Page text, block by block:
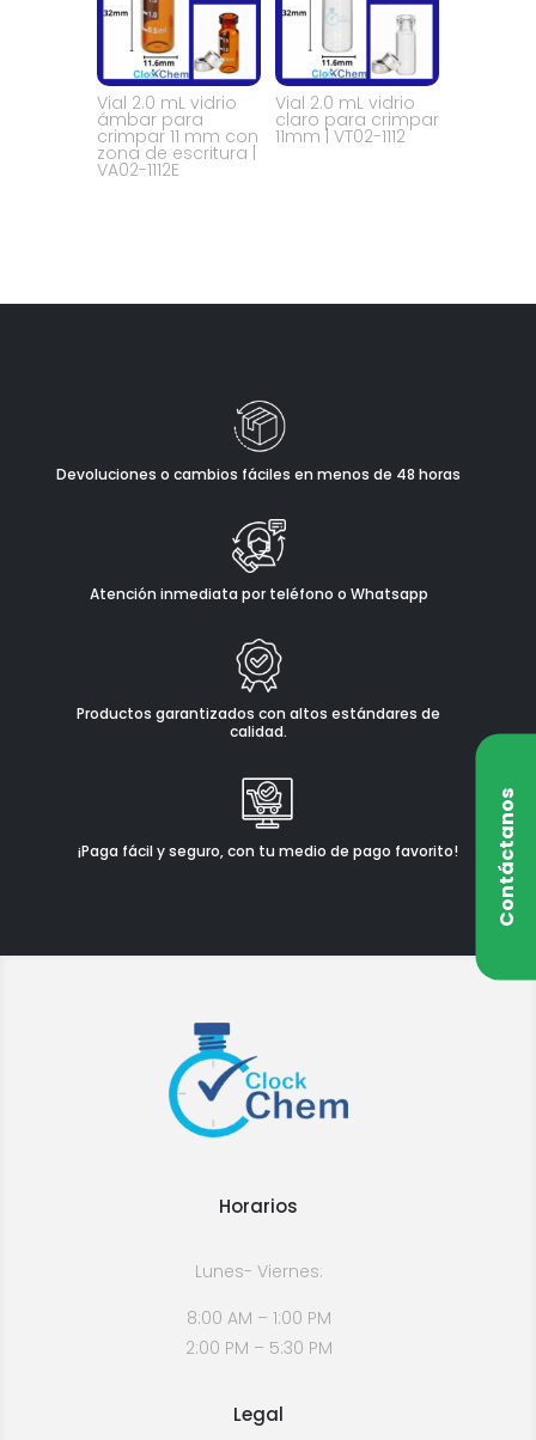
Vial 2.0 mL vidrio
ámbar para
crimpar 11 mm con
zona de escritura |
VA02-1112E
Vial 2.0 mL vidrio
claro para crimpar
11mm | VT02-1112
Devoluciones o cambios fáciles en menos de 48 horas
Atención inmediata por teléfono o Whatsapp
Productos garantizados con altos estándares de
calidad.
¡Paga fácil y seguro, con tu medio de pago favorito! Contáctanos
Horarios
Lunes- Viernes:
8:00 AM – 1:00 PM
2:00 PM – 5:30 PM
Legal